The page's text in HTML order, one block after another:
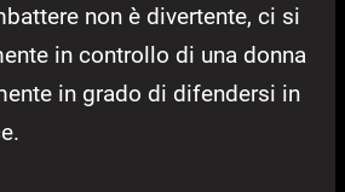
non è divertente, ci si
in controllo di una donna
in grado di difendersi in